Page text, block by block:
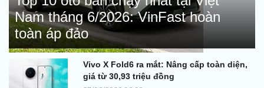
Nam tháng 6/2026: VinFast hoàn
toàn áp đảo
Vivo X Fold6 ra mắt: Nâng cấp toàn diện,
giá từ 30,93 triệu đồng